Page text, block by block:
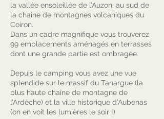
la vallée ensoleillée de l’Auzon, au sud de
la chaîne de montagnes volcaniques du
Coiron.
Dans un cadre magnifique vous trouverez
99 emplacements aménagés en terrasses
dont une grande partie est ombragée.
Depuis le camping vous avez une vue
splendide sur le massif du Tanargue (la
plus haute chaîne de montagne de
l’Ardèche) et la ville historique d’Aubenas
(on en voit les lumières le soir !)